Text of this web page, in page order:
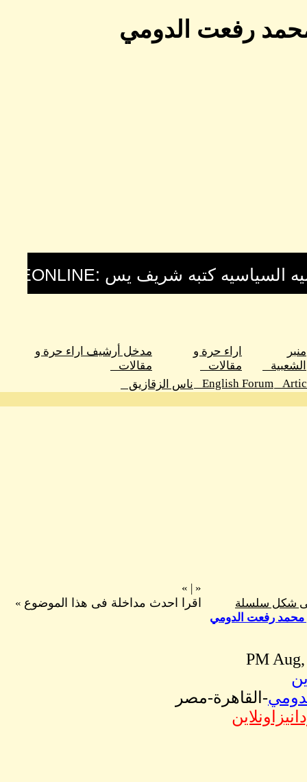
رفعت الدومي
منبر
الشعبية
اراء حرة و
مقالات
مدخل أرشيف اراء حرة و
مقالات
English Forum ناس الزقازيق
شكل سلسلة
«
|
»
اقرا احدث مداخلة فى هذا الموضوع »
رفعت الدومي
-القاهرة-مصر